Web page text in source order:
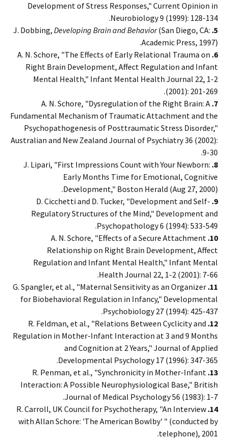
Development of Stress Responses," Current Opinion in
Neurobiology 9 (1999): 128-134.
5.
Developing Brain and Behavior(San Diego, CA:
Academic Press, 1997).
6.
A. N. Schore, "The Effects of Early Relational Trauma on
Right Brain Development, Affect Regulation and Infant
Mental Health," Infant Mental Health Journal 22, 1-2
(2001): 201-269.
7.
A. N. Schore, "Dysregulation of the Right Brain: A
Fundamental Mechanism of Traumatic Attachment and the
Psychopathogenesis of Posttraumatic Stress Disorder,"
Australian and New Zealand Journal of Psychiatry 36 (2002):
9-30.
8.
J. Lipari, "First Impressions Count with Your Newborn:
Early Months Time for Emotional, Cognitive
Development," Boston Herald (Aug 27, 2000).
9.
D. Cicchetti and D. Tucker, "Development and Self-
Regulatory Structures of the Mind," Development and
Psychopathology 6 (1994): 533-549.
10.
A. N. Schore, "Effects of a Secure Attachment
Relationship on Right Brain Development, Affect
Regulation and Infant Mental Health," Infant Mental
Health Journal 22, 1-2 (2001): 7-66.
11.
G. Spangler, et al., "Maternal Sensitivity as an Organizer
for Biobehavioral Regulation in Infancy," Developmental
Psychobiology 27 (1994): 425-437.
12.
R. Feldman, et al., "Relations Between Cyclicity and
Regulation in Mother-Infant Interaction at 3 and 9 Months
and Cognition at 2 Years," Journal of Applied
Developmental Psychology 17 (1996): 347-365.
13.
R. Penman, et al., "Synchronicity in Mother-Infant
Interaction: A Possible Neurophysiological Base," British
Journal of Medical Psychology 56 (1983): 1-7.
14.
R. Carroll, UK Council for Psychotherapy, "An Interview
with Allan Schore: 'The American Bowlby' " (conducted by
telephone), 2001.